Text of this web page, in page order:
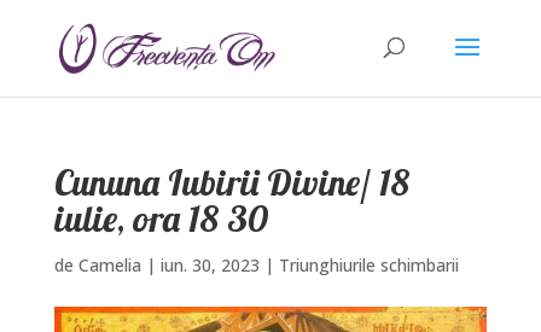
Cununa Iubirii Divine/ 18
iulie, ora 18 30
de Camelia | iun. 30, 2023 | Triunghiurile schimbarii